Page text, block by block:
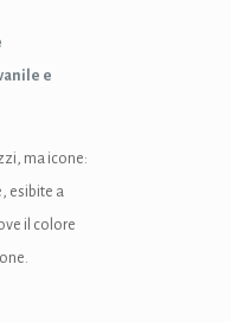
e
ma icone:
esibite a
il colore